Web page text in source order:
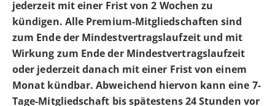
jederzeit mit einer Frist von 2 Wochen zu
kündigen. Alle Premium-Mitgliedschaften sind
zum Ende der Mindestvertragslaufzeit und mit
Wirkung zum Ende der Mindestvertragslaufzeit
oder jederzeit danach mit einer Frist von einem
Monat kündbar. Abweichend hiervon kann eine 7-
Tage-Mitgliedschaft bis spätestens 24 Stunden vor